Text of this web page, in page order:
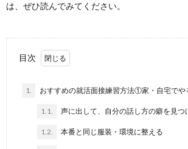
は、ぜひ読んでみてください。
目次
1. おすすめの就活面接練習方法①家・自宅でや
1.1. 声に出して、自分の話し方の癖を見つ
1.2. 本番と同じ服装・環境に整える